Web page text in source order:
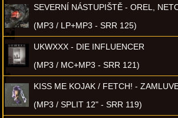
SEVERNÍ NÁSTUPIŠTĚ - OREL,
(MP3 / LP+MP3 - SRR 125)
UKWXXX - DIE INFLUENCER
(MP3 / MC+MP3 - SRR 121)
KISS ME KOJAK / FETCH! -
(MP3 / SPLIT 12" - SRR 119)